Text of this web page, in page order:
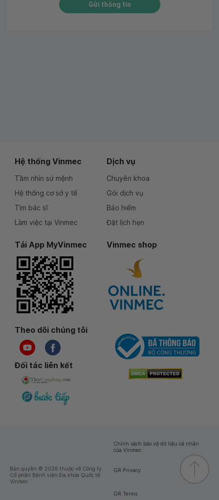
Gửi thông tin
Hệ thống Vinmec
Tầm nhìn sứ mệnh
Hệ thống cơ sở y tế
Tìm bác sĩ
Làm việc tại Vinmec
Dịch vụ
Chuyên khoa
Gói dịch vụ
Bảo hiểm
Đặt lịch hẹn
Tải App MyVinmec Vinmec shop
Theo dõi chúng tôi
Đối tác liên kết
Bản quyền © 2026 thuộc về Công ty
Cổ phần Bệnh viện Đa khoa Quốc tế
Vinmec
Chính sách bảo vệ dữ liệu cá nhân
của Vinmec
GR Privacy
GR Terms